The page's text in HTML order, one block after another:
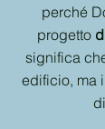
perché
progetto
significa
edificio, ma
di